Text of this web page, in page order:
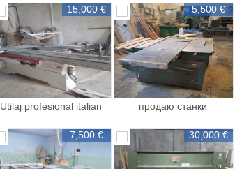
с
15,000 €
Utilaj profesional italian
5,500 €
продаю станки
7,500 € 30,000 €